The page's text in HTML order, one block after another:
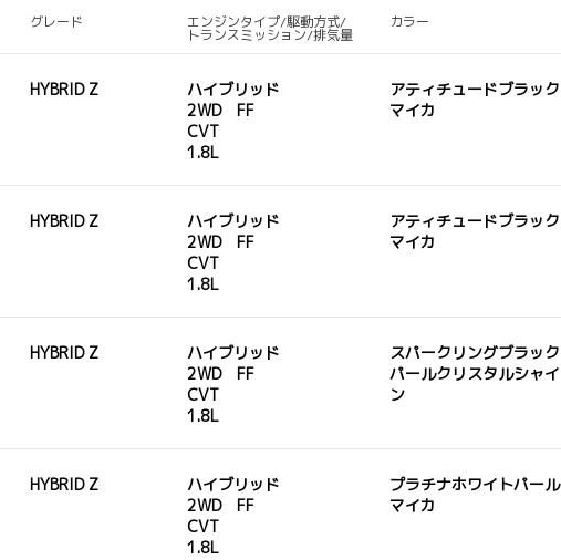
グレード エンジンタイプ/駆動方式/
トランスミッション/排気量
カラー
HYBRID Z
ハイブリッド
2WD FF
CVT
1.8L
アティチュードブラック
マイカ
HYBRID Z
ハイブリッド
2WD FF
CVT
1.8L
アティチュードブラック
マイカ
HYBRID Z
ハイブリッド
2WD FF
CVT
1.8L
スパークリングブラック
パールクリスタルシャイ
ン
HYBRID Z
ハイブリッド
2WD FF
CVT
1.8L
プラチナホワイトパール
マイカ